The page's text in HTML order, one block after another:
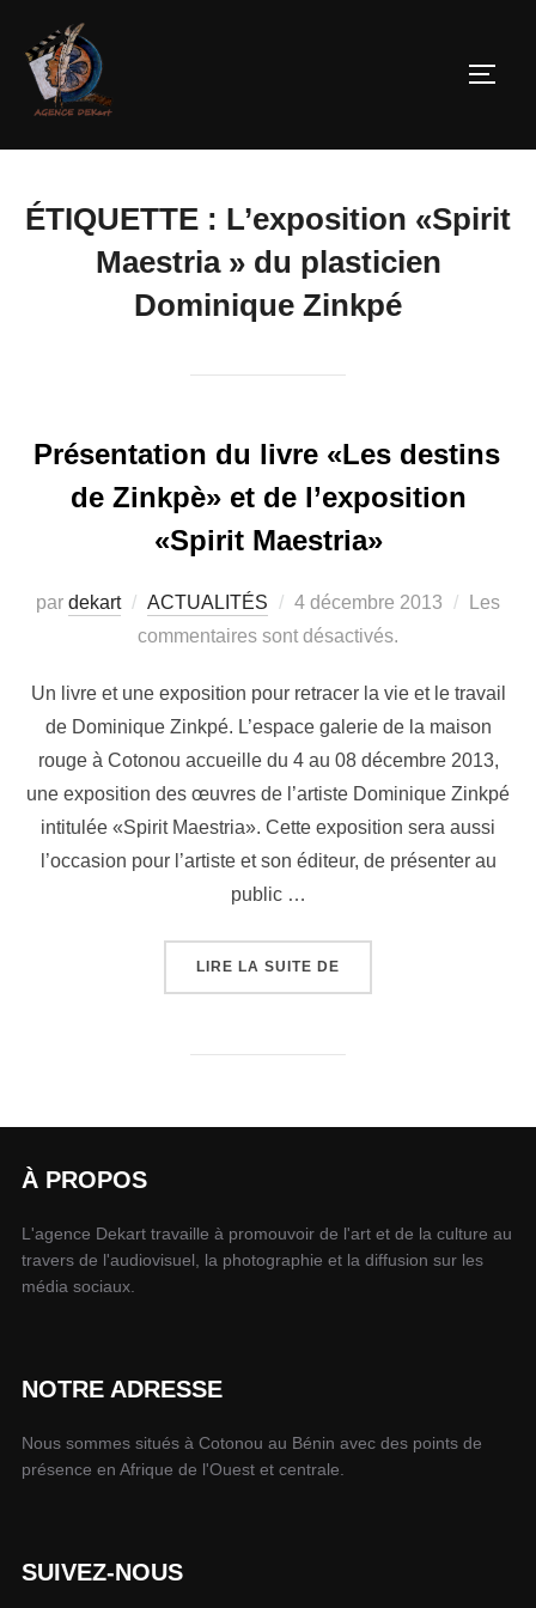
ÉTIQUETTE : L’exposition «Spirit
Maestria » du plasticien
Dominique Zinkpé
Présentation du livre «Les destins
de Zinkpè» et de l’exposition
«Spirit Maestria»
par dekart ACTUALITÉS 4 décembre 2013
Les
commentaires sont désactivés.
Un livre et une exposition pour retracer la vie et le travail
de Dominique Zinkpé. L’espace galerie de la maison
rouge à Cotonou accueille du 4 au 08 décembre 2013,
une exposition des œuvres de l’artiste Dominique Zinkpé
intitulée «Spirit Maestria». Cette exposition sera aussi
l’occasion pour l’artiste et son éditeur, de présenter au
public …
LIRE LA SUITE DE
À PROPOS
L'agence Dekart travaille à promouvoir de l'art et de la culture au
travers de l'audiovisuel, la photographie et la diffusion sur les
média sociaux.
NOTRE ADRESSE
Nous sommes situés à Cotonou au Bénin avec des points de
présence en Afrique de l'Ouest et centrale.
SUIVEZ-NOUS